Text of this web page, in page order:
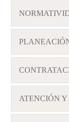
ATENCIÓN